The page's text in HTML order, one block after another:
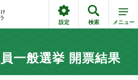
設定 検索 メニュー
一般選挙 開票結果